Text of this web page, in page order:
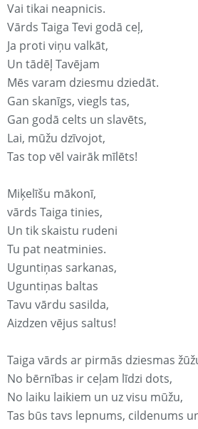
Vai tikai neapnicis.
Vārds Taiga Tevi godā ceļ,
Ja proti viņu valkāt,
Un tādēļ Tavējam
Mēs varam dziesmu dziedāt.
Gan skanīgs, viegls tas,
Gan godā celts un slavēts,
Lai, mūžu dzīvojot,
Tas top vēl vairāk mīlēts!
Miķelīšu mākonī,
vārds Taiga tinies,
Un tik skaistu rudeni
Tu pat neatminies.
Uguntiņas sarkanas,
Uguntiņas baltas
Tavu vārdu sasilda,
Aizdzen vējus saltus!
Taiga vārds ar pirmās dziesmas
No bērnības ir ceļam līdzi dots,
No laiku laikiem un uz visu mūžu,
Tas būs tavs lepnums, cildenums